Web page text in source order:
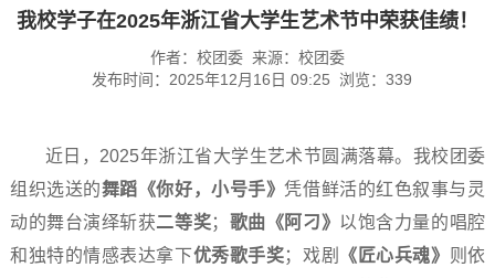
我校学子在2025年浙江省大学生艺术节中荣获佳绩！
作者：校团委 来源：校团委
发布时间：2025年12月16日 09:25 浏览： 339
近日，2025年浙江省大学生艺术节圆满落幕。我校团委
组织选送的舞蹈《你好，小号手》凭借鲜活的红色叙事与灵
动的舞台演绎斩获二等奖； 歌曲《阿刁》 以饱含力量的唱腔
和独特的情感表达拿下优秀歌手奖；戏剧 《匠心兵魂》 则依